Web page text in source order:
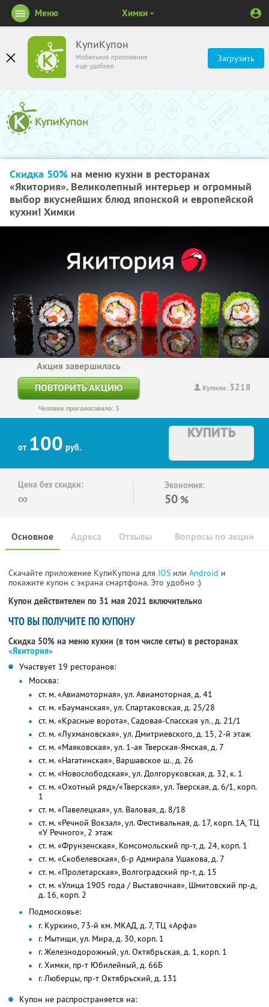
КупиКупон
Мобильное приложение
ещё удобнее
Загрузить
Меню Химки
Скидка 50% на меню кухни в ресторанах
«Якитория». Великолепный интерьер и огромный
выбор вкуснейших блюд японской и европейской
кухни! Химки
Купили: 3218
Акция завершилась
ПОВТОРИТЬ АКЦИЮ
Человек проголосовало: 3
от 100 руб.
КУПИТЬ
Цена без скидки:
∞
Экономия:
50 %
Основное Отзывы Вопросы по акции
Адреса
Скачайте приложение КупиКупона для IOS или Android и
покажите купон с экрана смартфона. Это удобно :)
Купон действителен по 31 мая 2021 включительно
ЧТО ВЫ ПОЛУЧИТЕ ПО КУПОНУ
Скидка 50% на меню кухни (в том числе сеты) в ресторанах
«Якитория»
Участвует 19 ресторанов:
Москва:
ст. м. «Авиамоторная», ул. Авиамоторная, д. 41
ст. м. «Бауманская», ул. Спартаковская, д. 25/28
ст. м. «Красные ворота», Садовая-Спасская ул., д. 21/1
ст. м. «Лухмановская», ул. Дмитриевского, д. 15, 2-й этаж
ст. м. «Маяковская», ул. 1-ая Тверская-Ямская, д. 7
ст. м. «Нагатинская», Варшавское ш., д. 26
ст. м. «Новослободская», ул. Долгоруковская, д. 32, к. 1
ст. м. «Охотный ряд»/«Тверская», ул. Тверская, д. 6/1, корп.
1
ст. м. «Павелецкая», ул. Валовая, д. 8/18
ст. м. «Речной Вокзал», ул. Фестивальная, д. 17, корп. 1А, ТЦ
«У Речного», 2 этаж
ст. м. «Фрунзенская», Комсомольский пр-т, д. 24, корп. 1
ст. м. «Скобелевская», б-р Адмирала Ушакова, д. 7
ст. м. «Пролетарская», Волгоградский пр-т, д. 15
ст. м. «Улица 1905 года / Выставочная», Шмитовский пр-д,
д. 16, корп. 2
Подмосковье:
г. Куркино, 73-й км. МКАД, д. 7, ТЦ «Арфа»
г. Мытищи, ул. Мира, д. 30, корп. 1
г. Железнодорожный, ул. Октябрьская, д. 1, корп. 1
г. Химки, пр-т Юбилейный, д. 66Б
г. Люберцы, пр-т Октябрьский, д. 131
Купон не распространяется на: